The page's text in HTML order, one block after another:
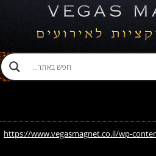
https://www.vegasmagnet.co.il/wp-